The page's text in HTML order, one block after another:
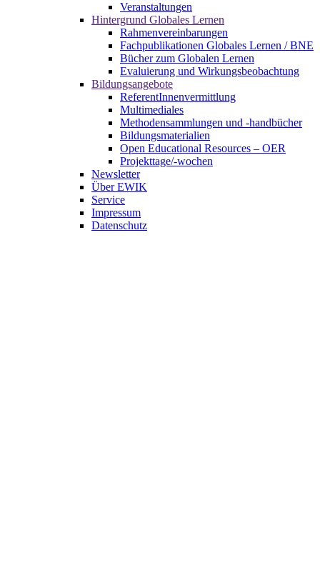
Veranstaltungen
Hintergrund Globales Lernen
Rahmenvereinbarungen
Fachpublikationen Globales Lernen / BNE
Bücher zum Globalen Lernen
Evaluierung und Wirkungsbeobachtung
Bildungsangebote
ReferentInnenvermittlung
Multimediales
Methodensammlungen und -handbücher
Bildungsmaterialien
Open Educational Resources – OER
Projekttage/-wochen
Newsletter
Über EWIK
Service
Impressum
Datenschutz